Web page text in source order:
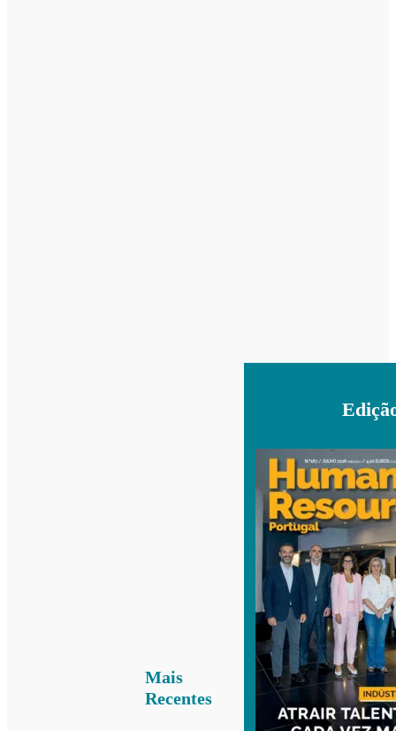
Mais
Recentes